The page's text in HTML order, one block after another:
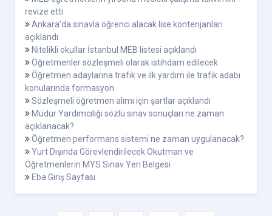
revize etti
Ankara'da sınavla öğrenci alacak lise kontenjanları
açıklandı
Nitelikli okullar İstanbul MEB listesi açıklandı
Öğretmenler sözleşmeli olarak istihdam edilecek
Öğretmen adaylarına trafik ve ilk yardım ile trafik adabı
konularında formasyon
Sözleşmeli öğretmen alımı için şartlar açıklandı
Müdür Yardımcılığı sözlü sınav sonuçları ne zaman
açıklanacak?
Öğretmen performans sistemi ne zaman uygulanacak?
Yurt Dışında Görevlendirilecek Okutman ve
Öğretmenlerin MYS Sınav Yeri Belgesi
Eba Giriş Sayfası